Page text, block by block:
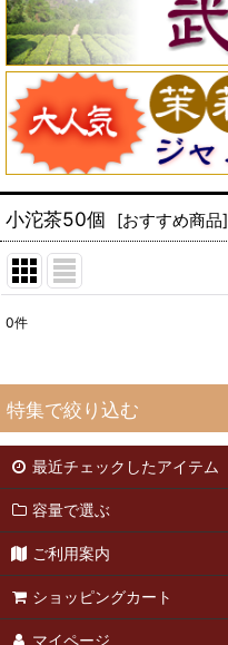
小沱茶50個 [おすすめ商品]
並び順:
0件
特集で絞り込む
緑茶50g
緑茶25g
武夷岩茶50g
最近チェックしたアイテム
容量で選ぶ
ご利用案内
ショッピングカート
マイページ